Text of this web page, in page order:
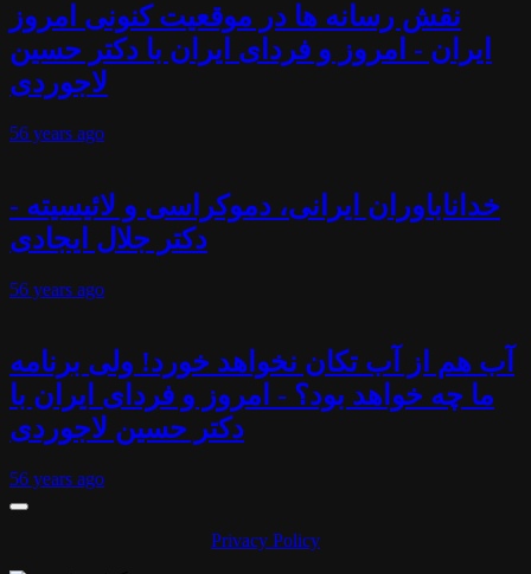
نقش رسانه ها در موقعیت کنونی امروز
ایران - امروز و فردای ایران با دکتر حسین
لاجوردی
56 years ago
خداناباوران ایرانی، دموکراسی و لائیسیته -
دکتر جلال ایجادی
56 years ago
آب هم از آب تکان نخواهد خورد! ولی برنامه
ما چه خواهد بود؟ - امروز و فردای ایران با
دکتر حسین لاجوردی
56 years ago
Privacy Policy